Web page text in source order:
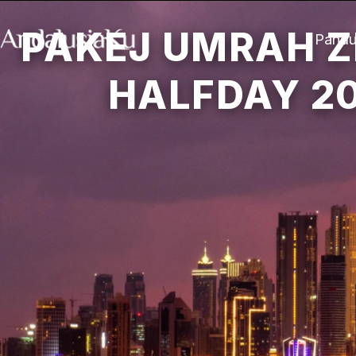
PAKEJ UMRAH
HALFDAY